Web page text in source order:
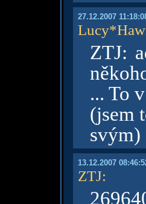
27.12.2007
ZTJ:
... To
(jsem
svým)
13.12.2007
ZTJ: